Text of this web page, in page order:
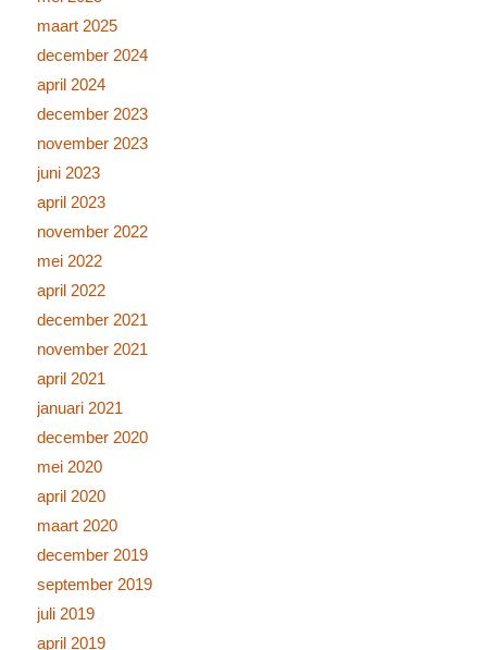
maart 2025
december 2024
april 2024
december 2023
november 2023
juni 2023
april 2023
november 2022
mei 2022
april 2022
december 2021
november 2021
april 2021
januari 2021
december 2020
mei 2020
april 2020
maart 2020
december 2019
september 2019
juli 2019
april 2019